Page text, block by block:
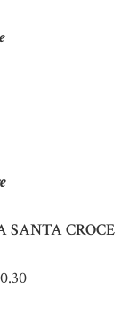
SANTA CROCE